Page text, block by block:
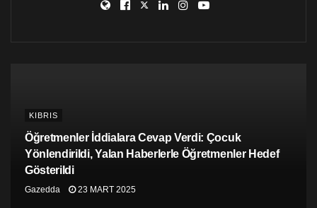
KIBRIS
Öğretmenler İddialara Cevap Verdi: Çocuk
Yönlendirildi, Yalan Haberlerle Öğretmenler Hedef
Gösterildi
Gazedda 23 MART 2025